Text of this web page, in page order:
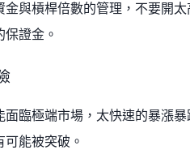
與槓桿倍數的管理，不要開太
證金。
面臨極端市場，太快速的暴漲暴
能被突破。